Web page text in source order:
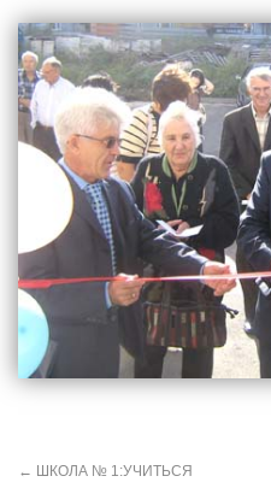
← ШКОЛА № 1:УЧИТЬСЯ